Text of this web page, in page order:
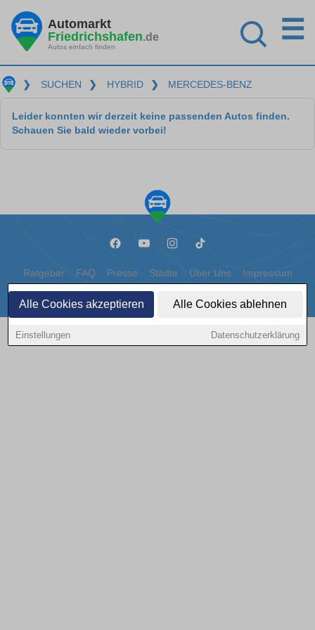
Alle Cookies akzeptieren Alle Cookies ablehnen
Einstellungen Datenschutzerklärung
Automarkt
Friedrichshafen.de
Autos einfach finden
☰
❯ SUCHEN ❯ HYBRID ❯ MERCEDES-BENZ
Leider konnten wir derzeit keine passenden Autos finden.
Schauen Sie bald wieder vorbei!
Ratgeber FAQ Presse Städte Über Uns Impressum
Datenschutz Cookies
Copyright © 2000 - 2026 | 1A Infosysteme GmbH | Content by: 1a-sites-autos